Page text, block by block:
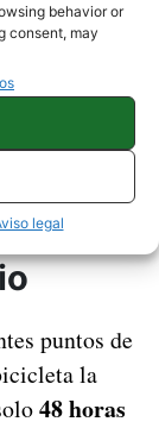
behavior or
consent, may
legal
la
que
puntos de
la
48 horas